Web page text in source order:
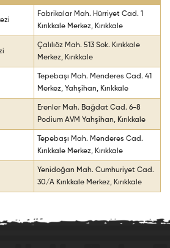
Fabrikalar Mah. Hürriyet Cad. 1
Kırıkkale Merkez, Kırıkkale
Çalılıöz Mah. 513 Sok. Kırıkkale
Merkez, Kırıkkale
Tepebaşı Mah. Menderes Cad. 41
Merkez, Yahşihan, Kırıkkale
Erenler Mah. Bağdat Cad. 6-8
Podium AVM Yahşihan, Kırıkkale
Tepebaşı Mah. Menderes Cad.
Kırıkkale Merkez, Kırıkkale
Yenidoğan Mah. Cumhuriyet Cad.
30/A Kırıkkale Merkez, Kırıkkale